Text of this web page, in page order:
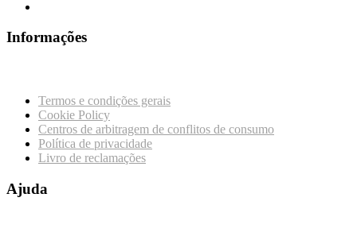
Informações
Termos e condições gerais
Cookie Policy
Centros de arbitragem de conflitos de consumo
Política de privacidade
Livro de reclamações
Ajuda